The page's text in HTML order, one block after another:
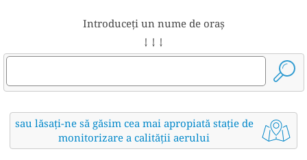
Introduceți un nume de oraș
↓ ↓ ↓
sau lăsați-ne să găsim cea mai apropiată stație de
monitorizare a calității aerului